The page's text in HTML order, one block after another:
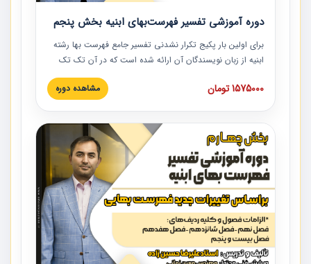
دوره آموزشی تفسیر فهرست‌بهای ابنیه بخش پنجم
برای اولین بار پکیج تکرار نشدنی تفسیر جامع فهرست بها رشته
ابنیه از زبان نویسندگان آن ارائه شده است که در آن تک تک
ردیف ها و مطالب فهرست بها تفسیر و ارائه شده است. این
دوره به صورت کامل تصویری بوده و به همراه تصاویر عملیات
دوره با کلام مهندس علیرضاحسین‌زاده مدیر پروژه مهندسی
مشاور در امر بازنگری فهرست بها رشته ابنیه ارائه شده و به تمام
همکارانی که در حوزه صنعت ساخت در حال فعالیت هستند حتما
توصیه می کنیم از مطالب این دوره استفاده نمایند.
1575000 تومان مشاهده دوره